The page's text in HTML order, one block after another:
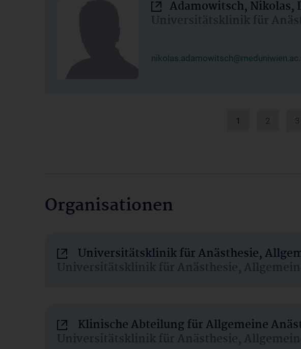
Adamowitsch, Nikolas,
Universitätsklinik für
1 2 3
Organisationen
Universitätsklinik für Anästhesie,
Universitätsklinik für Anästhesie,
Klinische Abteilung für Allgemeine
Universitätsklinik für Anästhesie,